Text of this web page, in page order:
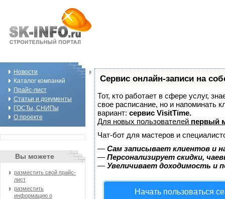
Новости
Каталог компаний
Прайс-лист
Статьи и документы
ГОСТы, СНИПы
О проекте
Вы можете
разместить свой прайс-
лист
разместить
информацию о
Сервис онлайн-записи на
Тот, кто работает в сфере услуг,
свое расписание, но и
вариант: сервис VisitTime.
Для новых пользователей первый
Чат-бот для мастеров и
— Сам записывает клиентов и
— Персонализирует скидки,
— Увеличивает доходимость и
Начать пользоваться